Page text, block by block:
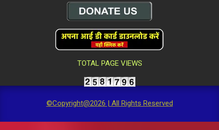
TOTAL PAGE VIEWS
©Copyright@2026 | All Rights Reserved